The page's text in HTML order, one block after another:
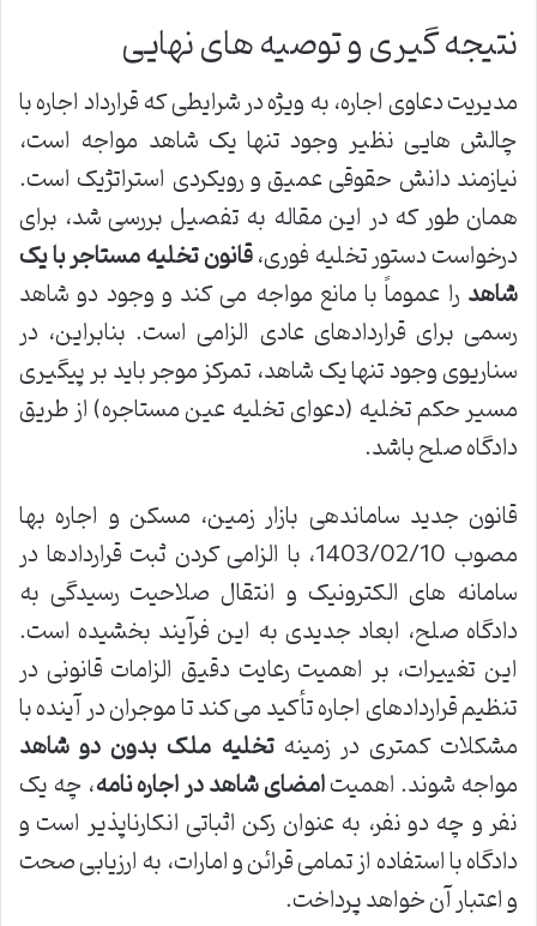
نتیجه گیری و توصیه های نهایی
مدیریت دعاوی اجاره، به ویژه در شرایطی که قرارداد اجاره با
چالش هایی نظیر وجود تنها یک شاهد مواجه است،
نیازمند دانش حقوقی عمیق و رویکردی استراتژیک است.
همان طور که در این مقاله به تفصیل بررسی شد، برای
درخواست دستور تخلیه فوری،قانون تخلیه مستاجر با یک
شاهد را عموماً با مانع مواجه می کند و وجود دو شاهد
رسمی برای قراردادهای عادی الزامی است. بنابراین، در
سناریوی وجود تنها یک شاهد، تمرکز موجر باید بر پیگیری
مسیر حکم تخلیه (دعوای تخلیه عین مستاجره) از طریق
دادگاه صلح باشد.
قانون جدید ساماندهی بازار زمین، مسکن و اجاره بها
مصوب 1403/02/10، با الزامی کردن ثبت قراردادها در
سامانه های الکترونیک و انتقال صلاحیت رسیدگی به
دادگاه صلح، ابعاد جدیدی به این فرآیند بخشیده است.
این تغییرات، بر اهمیت رعایت دقیق الزامات قانونی در
تنظیم قراردادهای اجاره تأکید می کند تا موجران در آینده با
مشکلات کمتری در زمینهتخلیه ملک بدون دو شاهد
مواجه شوند. اهمیتامضای شاهد در اجاره نامه، چه یک
نفر و چه دو نفر، به عنوان رکن اثباتی انکارناپذیر است و
دادگاه با استفاده از تمامی قرائن و امارات، به ارزیابی صحت
و اعتبار آن خواهد پرداخت.